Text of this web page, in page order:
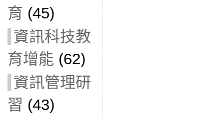
育 (45)
資訊科技教
育增能 (62)
資訊管理研
習 (43)